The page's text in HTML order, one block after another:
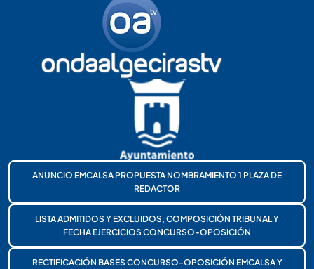
ANUNCIO EMCALSA PROPUESTA NOMBRAMIENTO 1 PLAZA DE
REDACTOR
LISTA ADMITIDOS Y EXCLUIDOS, COMPOSICIÓN TRIBUNAL Y
FECHA EJERCICIOS CONCURSO-OPOSICIÓN
RECTIFICACIÓN BASES CONCURSO-OPOSICIÓN EMCALSA Y